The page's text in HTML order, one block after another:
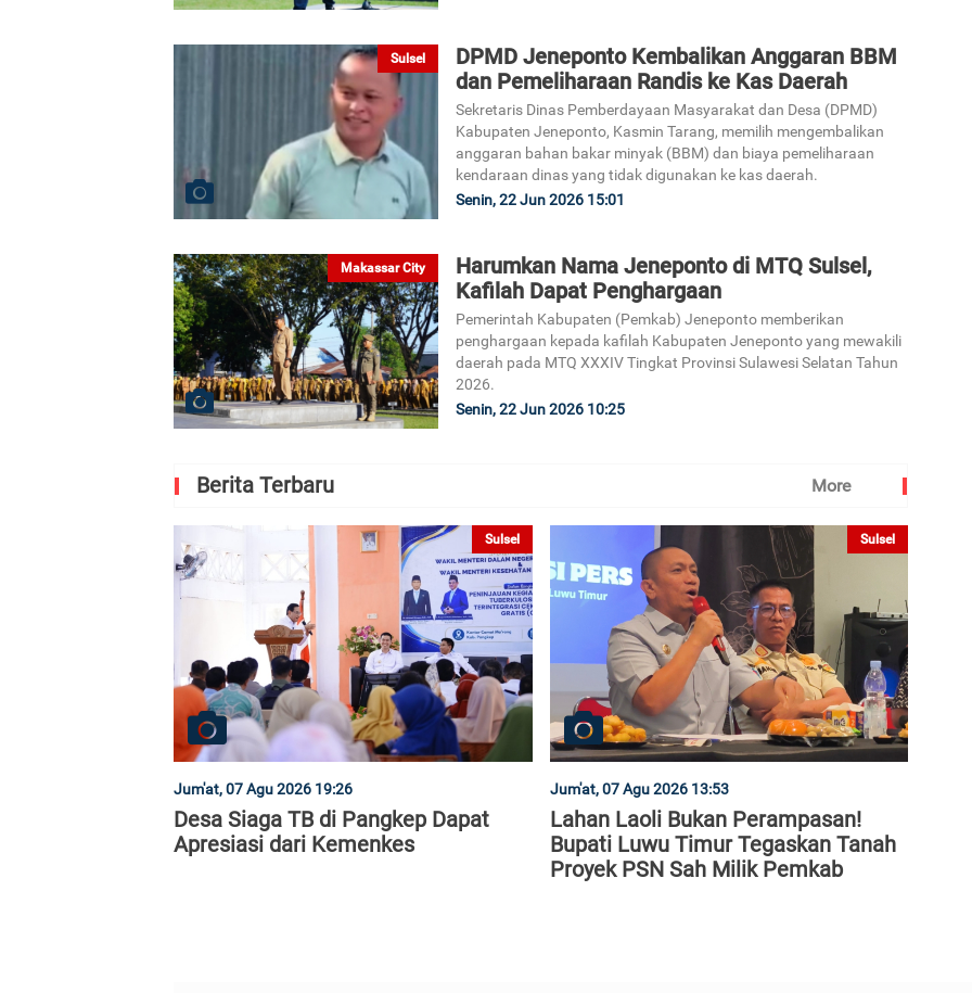
Sulsel
DPMD Jeneponto Kembalikan Anggaran BBM
dan Pemeliharaan Randis ke Kas Daerah
Sekretaris Dinas Pemberdayaan Masyarakat dan Desa (DPMD)
Kabupaten Jeneponto, Kasmin Tarang, memilih mengembalikan
anggaran bahan bakar minyak (BBM) dan biaya pemeliharaan
kendaraan dinas yang tidak digunakan ke kas daerah.
Senin, 22 Jun 2026 15:01
Makassar City
Harumkan Nama Jeneponto di MTQ Sulsel,
Kafilah Dapat Penghargaan
Pemerintah Kabupaten (Pemkab) Jeneponto memberikan
penghargaan kepada kafilah Kabupaten Jeneponto yang mewakili
daerah pada MTQ XXXIV Tingkat Provinsi Sulawesi Selatan Tahun
2026.
Senin, 22 Jun 2026 10:25
Berita Terbaru More
Sulsel
Jum'at, 07 Agu 2026 19:26
Desa Siaga TB di Pangkep Dapat
Apresiasi dari Kemenkes
Sulsel
Jum'at, 07 Agu 2026 13:53
Lahan Laoli Bukan Perampasan!
Bupati Luwu Timur Tegaskan Tanah
Proyek PSN Sah Milik Pemkab